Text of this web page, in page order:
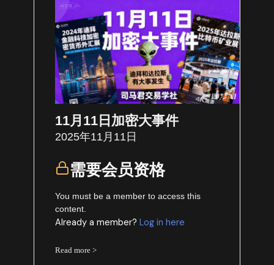
11月11日加密大事件
2025年11月11日
需要会员资格
You must be a member to access this
content.
Already a member?Log in here
Read more >